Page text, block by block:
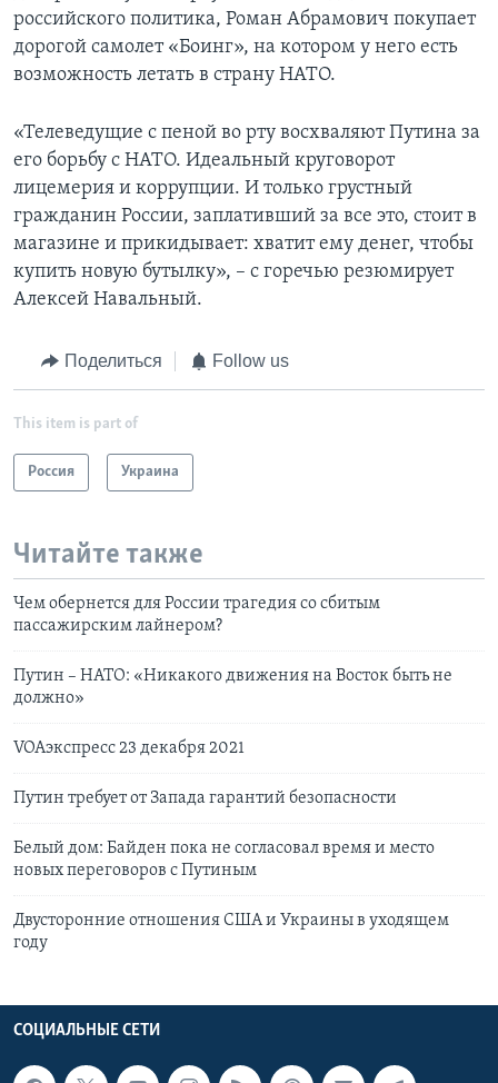
российского политика, Роман Абрамович покупает
дорогой самолет «Боинг», на котором у него есть
возможность летать в страну НАТО.
«Телеведущие с пеной во рту восхваляют Путина за
его борьбу с НАТО. Идеальный круговорот
лицемерия и коррупции. И только грустный
гражданин России, заплативший за все это, стоит в
магазине и прикидывает: хватит ему денег, чтобы
купить новую бутылку», – с горечью резюмирует
Алексей Навальный.
Поделиться Follow us
This item is part of
Россия Украина
Читайте также
Чем обернется для России трагедия со сбитым
пассажирским лайнером?
Путин – НАТО: «Никакого движения на Восток быть не
должно»
VOAэкспресс 23 декабря 2021
Путин требует от Запада гарантий безопасности
Белый дом: Байден пока не согласовал время и место
новых переговоров с Путиным
Двусторонние отношения США и Украины в уходящем
году
СОЦИАЛЬНЫЕ СЕТИ